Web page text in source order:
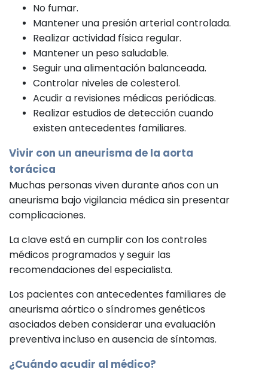
No fumar.
Mantener una presión arterial controlada.
Realizar actividad física regular.
Mantener un peso saludable.
Seguir una alimentación balanceada.
Controlar niveles de colesterol.
Acudir a revisiones médicas periódicas.
Realizar estudios de detección cuando
existen antecedentes familiares.
Vivir con un aneurisma de la aorta
torácica
Muchas personas viven durante años con un
aneurisma bajo vigilancia médica sin presentar
complicaciones.
La clave está en cumplir con los controles
médicos programados y seguir las
recomendaciones del especialista.
Los pacientes con antecedentes familiares de
aneurisma aórtico o síndromes genéticos
asociados deben considerar una evaluación
preventiva incluso en ausencia de síntomas.
¿Cuándo acudir al médico?